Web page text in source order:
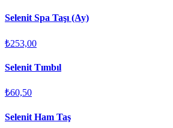
Selenit Spa Taşı (Ay)
₺253,00
Selenit Tımbıl
₺60,50
Selenit Ham Taş